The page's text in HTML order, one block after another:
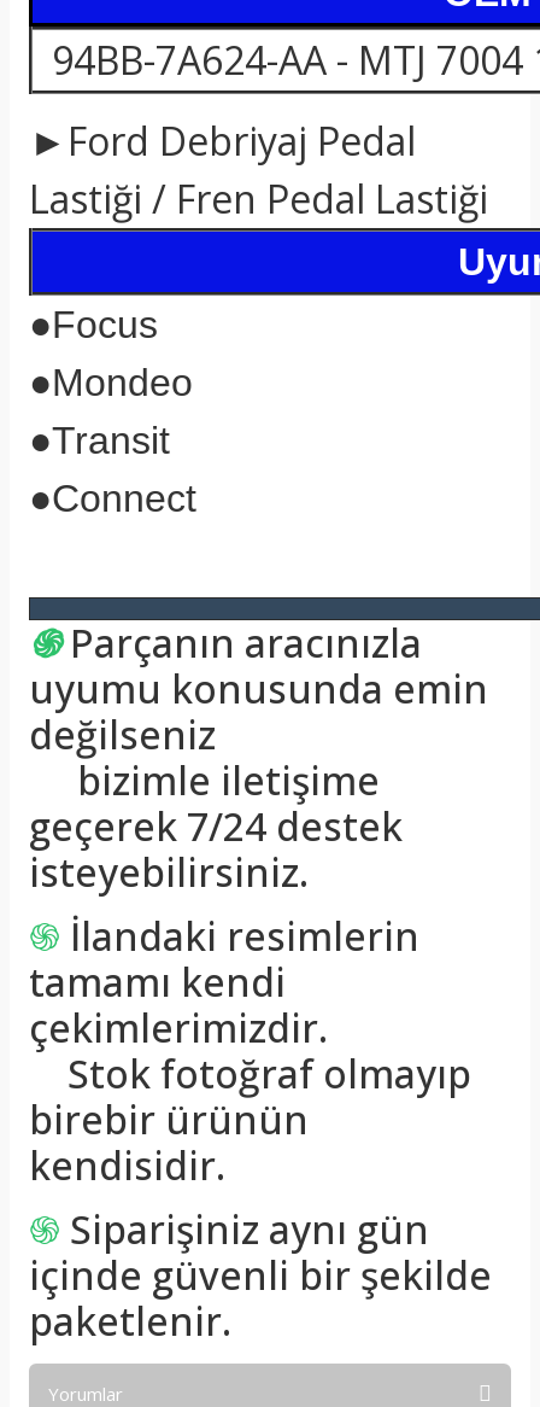
94BB-7A624-AA - MTJ
►Ford Debriyaj Pedal
Lastiği / Fren Pedal Lastiği
●Focus
●Mondeo
●Transit
●Connect
֍ Parçanın aracınızla
uyumu konusunda emin
değilseniz
bizimle iletişime
geçerek 7/24 destek
isteyebilirsiniz.
֍ İlandaki resimlerin
tamamı kendi
çekimlerimizdir.
Stok fotoğraf olmayıp
birebir ürünün
kendisidir.
֍ Siparişiniz aynı gün
içinde güvenli bir şekilde
paketlenir.
Yorumlar